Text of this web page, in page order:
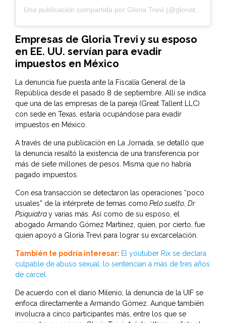
Una publicación compartida por Gloria Trevi (@gloriatrevi)
Empresas de Gloria Trevi y su esposo
en EE. UU. servían para evadir
impuestos en México
La denuncia fue puesta ante la Fiscalía General de la
República desde el pasado 8 de septiembre. Allí se indica
que una de las empresas de la pareja (Great Tallent LLC)
con sede en Texas, estaría ocupándose para evadir
impuestos en México.
A través de una publicación en La Jornada, se detalló que
la denuncia resaltó la existencia de una transferencia por
más de siete millones de pesos. Misma que no habría
pagado impuestos.
Con esa transacción se detectaron las operaciones “poco
usuales” de la intérprete de temas como Pelo suelto, Dr.
Psiquiatray varias más. Así como de su esposo, el
abogado Armando Gómez Martínez, quien, por cierto, fue
quien apoyó a Gloria Trevi para lograr su excarcelación.
También te podría interesar: El youtuber Rix se declara
culpable de abuso sexual; lo sentencian a más de tres años
de cárcel
De acuerdo con el diario Milenio, la denuncia de la UIF se
enfoca directamente a Armando Gómez. Aunque también
involucra a cinco participantes más, entre los que se